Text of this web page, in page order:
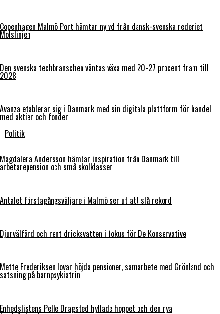
Copenhagen Malmö Port hämtar ny vd från dansk-svenska rederiet
Molslinjen
Den svenska techbranschen väntas växa med 20-27 procent fram till
2028
Avanza etablerar sig i Danmark med sin digitala plattform för handel
med aktier och fonder
Politik
Magdalena Andersson hämtar inspiration från Danmark till
arbetarepension och små skolklasser
Antalet förstagångsväljare i Malmö ser ut att slå rekord
Djurvälfärd och rent dricksvatten i fokus för De Konservative
Mette Frederiksen lovar höjda pensioner, samarbete med Grönland och
satsning på barnpsykiatrin
Enhedslistens Pelle Dragsted hyllade hoppet och den nya